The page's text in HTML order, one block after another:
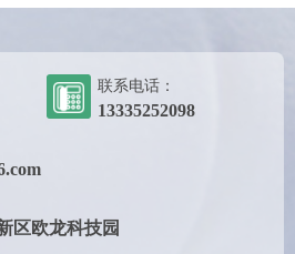
联系电话：
13335252098
区欧龙科技园